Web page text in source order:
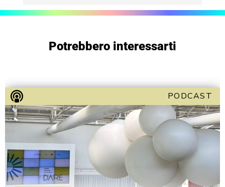
Potrebbero interessarti
PODCAST